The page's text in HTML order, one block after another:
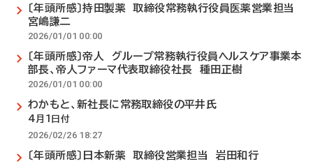
〔年頭所感〕持田製薬 取締役常務執行役員医薬営業担当
宮嶋謙二
2026/01/01 00:00
〔年頭所感〕帝人 グループ常務執行役員ヘルスケア事業本
部長、帝人ファーマ代表取締役社長 種田正樹
2026/01/01 00:00
わかもと、新社長に常務取締役の平井氏
4月1日付
2026/02/26 18:27
〔年頭所感〕日本新薬 取締役営業担当 岩田和行